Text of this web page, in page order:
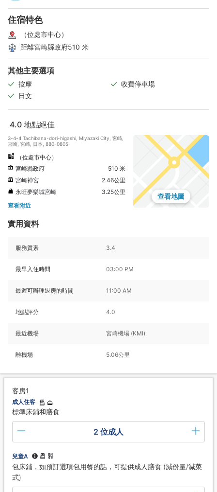
住宿特色
（位處市中心）
距離宮崎縣政府510 米
其他主要選項
按摩
收費停車場
日文
4.0 地點絕佳
3-4-4 Tachibana-dori-higashi, Miyazaki City, 宮崎,
宮崎, 宮崎, 日本, 880-0805
（位處市中心）
宮崎縣政府
510 米
宮崎神宮
2.46公里
永旺夢樂城宮崎
3.25公里
查看附近
查看地圖
實用資料
服務質素 3.4
最早入住時間 03:00 PM
最遲可辦理退房的時間 11:00 AM
地點評分 4.0
最近機場 宮崎機場 (KMI)
離機場 5.06公里
客房1
成人住客
標準床鋪和膳食
2 位成人
兒童A
包床鋪，如預訂選項包用餐的話，可提供成人膳食 (減份量/減菜
式)